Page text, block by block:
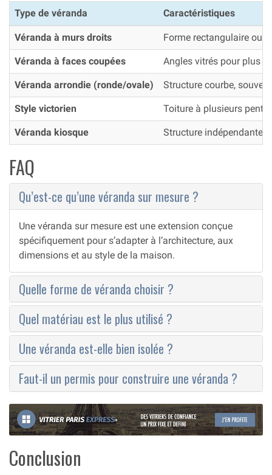
Type de véranda Caractéristiques
Véranda à murs droits Forme rectangulaire ou
Véranda à faces coupées Angles vitrés pour plus
Véranda arrondie (ronde/ovale) Structure courbe,
Style victorien Toiture à plusieurs
Véranda kiosque Structure indépendante,
FAQ
Qu’est-ce qu’une véranda sur mesure ?
Une véranda sur mesure est une extension conçue
spécifiquement pour s’adapter à l’architecture, aux
dimensions et au style de la maison.
Quelle forme de véranda choisir ?
Quel matériau est le plus utilisé ?
Une véranda est-elle bien isolée ?
Faut-il un permis pour construire une véranda ?
Conclusion